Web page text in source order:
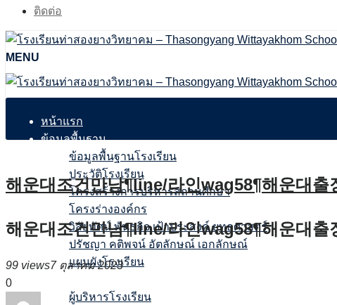
ติดต่อ
MENU
หน้าแรก
ข้อมูลพื้นฐาน
ข้อมูลพื้นฐานโรงเรียน
ประวัติโรงเรียน
โครงสร้างการบริหารสถานศึกษา
โครงร่างองค์กร
วิสัยทัศน์ พันธกิจ เป้าประสงค์ ยุทธศาสตร์
ปรัชญา คติพจน์ อัตลักษณ์ เอกลักษณ์
แผนผังโรงเรียน
ผู้บริหารโรงเรียน
해운대조건만남¶line/라인wag58¶해운대
해운대조건만남¶line/라인wag58¶해운대
99 views7 ตุลาคม 2023
0